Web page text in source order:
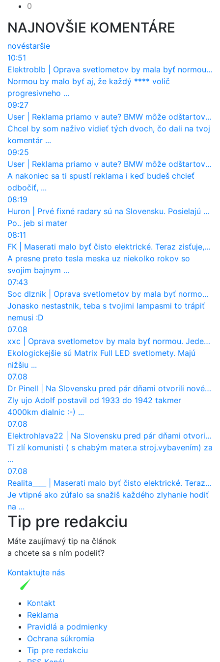
0
NAJNOVŠIE KOMENTÁRE
novéstaršie
10:51
Elektroblb
Oprava svetlometov by mala byť normou. Jeden nový dnes stojí priemerne 1251 eur!
Normou by malo byť aj, že každý **** volič
progresivneho ...
09:27
User
Reklama priamo v aute? BMW môže odštartovať nový trend
Chcel by som naživo vidieť tých dvoch, čo dali na tvoj
komentár ...
09:25
User
Reklama priamo v aute? BMW môže odštartovať nový trend
A nakoniec sa ti spustí reklama i keď budeš chcieť
odbočiť, ...
08:19
Huron
Prvé fixné radary sú na Slovensku. Posielajú už pokuty? Ukáže ich Waze?
Po.. jeb si mater
08:11
FK
Maserati malo byť čisto elektrické. Teraz zisťuje, že potrebuje nový osemvalcový motor
A presne preto tesla meska uz niekolko rokov so
svojim bajnym ...
07:43
Soc dlznik
Oprava svetlometov by mala byť normou. Jeden nový dnes stojí priemerne 1251 eur!
Jonasko nestastnik, teba s tvojimi lampasmi to trápiť
nemusi :D
07.08
xxc
Oprava svetlometov by mala byť normou. Jeden nový dnes stojí priemerne 1251 eur!
Ekologickejšie sú Matrix Full LED svetlomety. Majú
nižšiu ...
07.08
Dr Pinell
Na Slovensku pred pár dňami otvorili nové mosty, ktoré to sú?
Zly ujo Adolf postavil od 1933 do 1942 takmer
4000km dialnic :-) ...
07.08
Elektrohlava22
Na Slovensku pred pár dňami otvorili nové mosty, ktoré to sú?
Tí zlí komunisti ( s chabým mater.a stroj.vybavením) za
...
07.08
Realita____
Maserati malo byť čisto elektrické. Teraz zisťuje, že potrebuje nový osemvalcový motor
Je vtipné ako zúfalo sa snažiš každého zlyhanie hodiť
na ...
Tip pre redakciu
Máte zaujímavý tip na článok
a chcete sa s ním podeliť?
Kontaktujte nás
Kontakt
Reklama
Pravidlá a podmienky
Ochrana súkromia
Tip pre redakciu